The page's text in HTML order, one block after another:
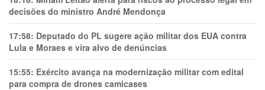
decisões do ministro André Mendonça
17:58: Deputado do PL sugere ação militar dos EUA contra
Lula e Moraes e vira alvo de denúncias
15:55: Exército avança na modernização militar com edital
para compra de drones camicases